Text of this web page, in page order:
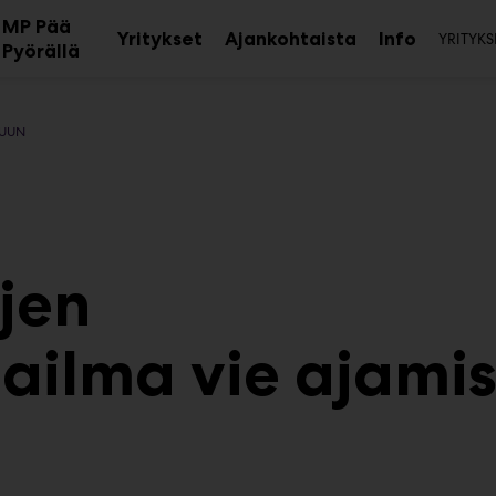
MP Pää
Pyörällä
AvaaYritykset Ajankohtaista InfoAvaa
vie